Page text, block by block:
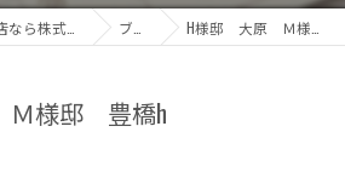
ブログ H様邸 大原 Ｍ様邸 豊橋h
様邸 豊橋h